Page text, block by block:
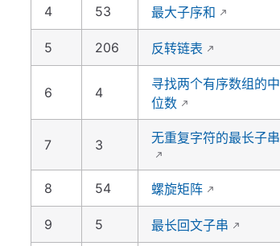
4 53 最大子序和
5 206 反转链表
6 4
寻找两个有序数组的中
位数
7 3 无重复字符的最长子串
8 54 螺旋矩阵
9 5 最长回文子串